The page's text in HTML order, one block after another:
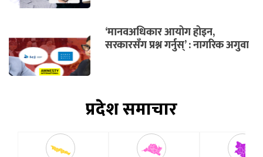
‘मानवअधिकार आयोग होइन,
सरकारसँग प्रश्न गर्नुस्’ : नागरिक अगुवा
प्रदेश समाचार